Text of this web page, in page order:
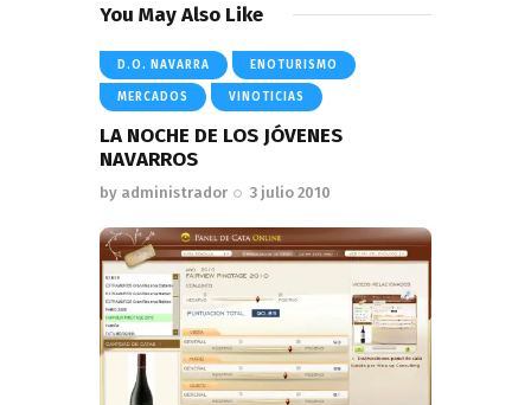
You May Also Like
D.O. NAVARRA ENOTURISMO
MERCADOS VINOTICIAS
LA NOCHE DE LOS JÓVENES
NAVARROS
by administrador 3 julio 2010